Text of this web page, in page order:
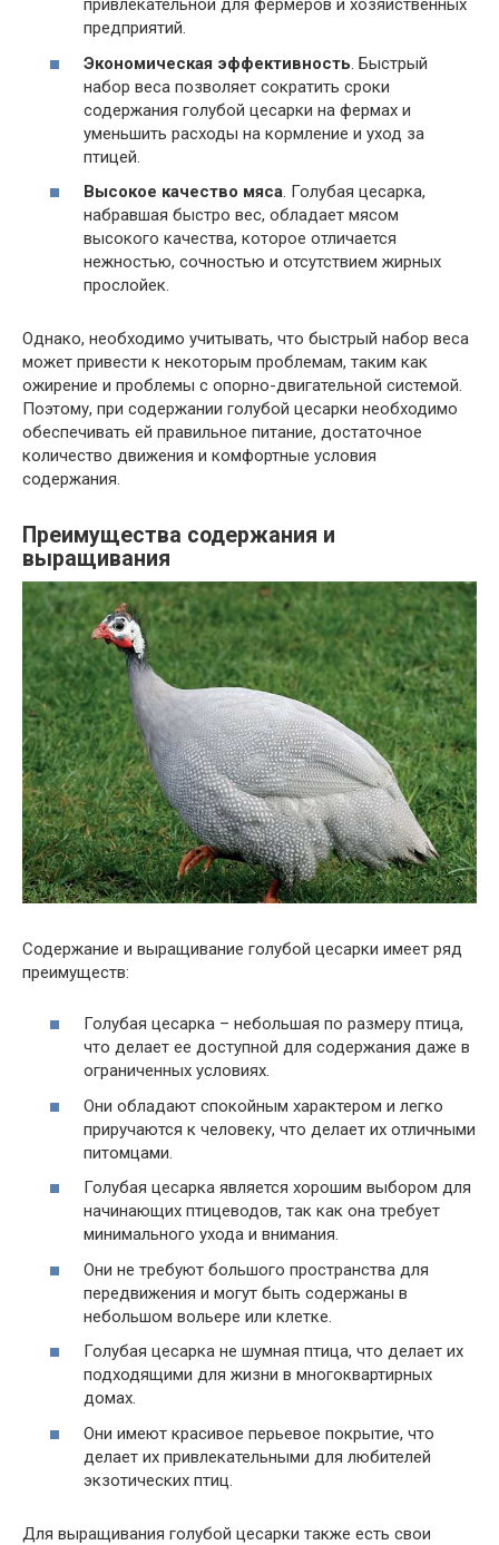
привлекательной для фермеров и хозяйственных
предприятий.
Экономическая эффективность . Быстрый
набор веса позволяет сократить сроки
содержания голубой цесарки на фермах и
уменьшить расходы на кормление и уход за
птицей.
Высокое качество мяса. Голубая цесарка,
набравшая быстро вес, обладает мясом
высокого качества, которое отличается
нежностью, сочностью и отсутствием жирных
прослойек.
Однако, необходимо учитывать, что быстрый набор веса
может привести к некоторым проблемам, таким как
ожирение и проблемы с опорно-двигательной системой.
Поэтому, при содержании голубой цесарки необходимо
обеспечивать ей правильное питание, достаточное
количество движения и комфортные условия
содержания.
Преимущества содержания и
выращивания
Содержание и выращивание голубой цесарки имеет ряд
преимуществ:
Голубая цесарка – небольшая по размеру птица,
что делает ее доступной для содержания даже в
ограниченных условиях.
Они обладают спокойным характером и легко
приручаются к человеку, что делает их отличными
питомцами.
Голубая цесарка является хорошим выбором для
начинающих птицеводов, так как она требует
минимального ухода и внимания.
Они не требуют большого пространства для
передвижения и могут быть содержаны в
небольшом вольере или клетке.
Голубая цесарка не шумная птица, что делает их
подходящими для жизни в многоквартирных
домах.
Они имеют красивое перьевое покрытие, что
делает их привлекательными для любителей
экзотических птиц.
Для выращивания голубой цесарки также есть свои